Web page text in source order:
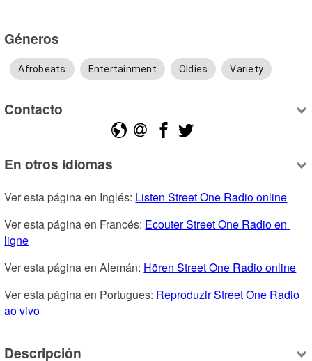
Géneros
Afrobeats Entertainment Oldies Variety
Contacto
En otros idiomas
Ver esta página en Inglés: Listen Street One Radio online
Ver esta página en Francés: Ecouter Street One Radio en
ligne
Ver esta página en Alemán: Hören Street One Radio online
Ver esta página en Portugues: Reproduzir Street One Radio
ao vivo
Descripción